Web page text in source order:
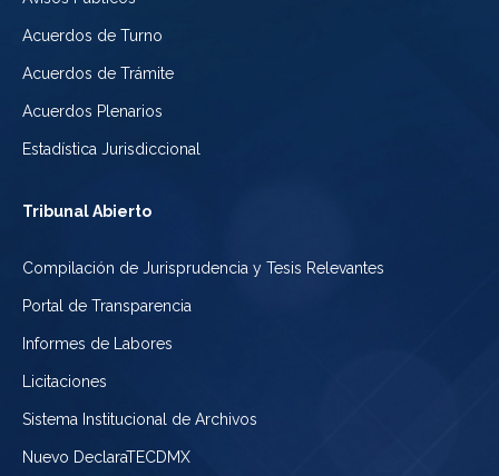
Acuerdos de Turno
Acuerdos de Trámite
Acuerdos Plenarios
Estadística Jurisdiccional
Tribunal Abierto
Compilación de Jurisprudencia y Tesis Relevantes
Portal de Transparencia
Informes de Labores
Licitaciones
Sistema Institucional de Archivos
Nuevo DeclaraTECDMX